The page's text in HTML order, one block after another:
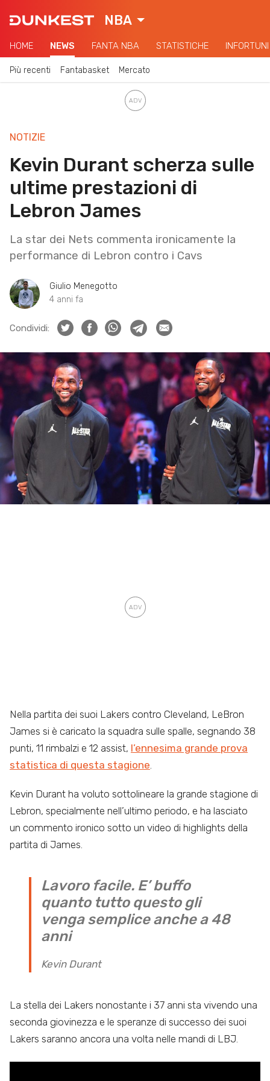
NBA
HOME NEWS FANTA NBA STATISTICHE INFORTUNI
Più recenti Fantabasket Mercato
NOTIZIE
Kevin Durant scherza sulle
ultime prestazioni di
Lebron James
La star dei Nets commenta ironicamente la
performance di Lebron contro i Cavs
Giulio Menegotto
4 anni fa
Condividi:
Nella partita dei suoi Lakers contro Cleveland, LeBron
James si è caricato la squadra sulle spalle, segnando 38
punti, 11 rimbalzi e 12 assist, l’ennesima grande prova
statistica di questa stagione
Kevin Durant ha voluto sottolineare la grande stagione di
Lebron, specialmente nell’ultimo periodo, e ha lasciato
un commento ironico sotto un video di highlights della
partita di James.
Lavoro facile. E’ buffo
quanto tutto questo gli
venga semplice anche a 48
anni
Kevin Durant
La stella dei Lakers nonostante i 37 anni sta vivendo una
seconda giovinezza e le speranze di successo dei suoi
Lakers saranno ancora una volta nelle mandi di LBJ.